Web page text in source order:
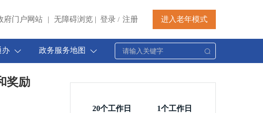
府门户网站 | 无障碍浏览 | 登录 / 注册 进入老年模式
办 政务服务地图
奖励
20个工作日 1个工作日